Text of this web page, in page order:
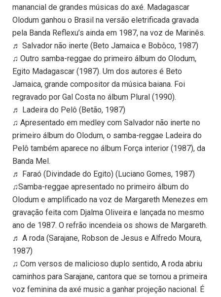
manancial de grandes músicas do axé. Madagascar
Olodum ganhou o Brasil na versão eletrificada gravada
pela Banda Reflexu’s ainda em 1987, na voz de Marinês.
♬ Salvador não inerte (Beto Jamaica e Bobôco, 1987)
♫ Outro samba-reggae do primeiro álbum do Olodum,
Egito Madagascar (1987). Um dos autores é Beto
Jamaica, grande compositor da música baiana. Foi
regravado por Gal Costa no álbum Plural (1990).
♬ Ladeira do Pelô (Betão, 1987)
♫ Apresentado em medley com Salvador não inerte no
primeiro álbum do Olodum, o samba-reggae Ladeira do
Pelô também aparece no álbum Força interior (1987), da
Banda Mel.
♬ Faraó (Divindade do Egito) (Luciano Gomes, 1987)
♫Samba-reggae apresentado no primeiro álbum do
Olodum e amplificado na voz de Margareth Menezes em
gravação feita com Djalma Oliveira e lançada no mesmo
ano de 1987. O refrão incendeia os shows de Margareth.
♬ A roda (Sarajane, Robson de Jesus e Alfredo Moura,
1987)
♫ Com versos de malicioso duplo sentido, A roda abriu
caminhos para Sarajane, cantora que se tornou a primeira
voz feminina da axé music a ganhar projeção nacional. É